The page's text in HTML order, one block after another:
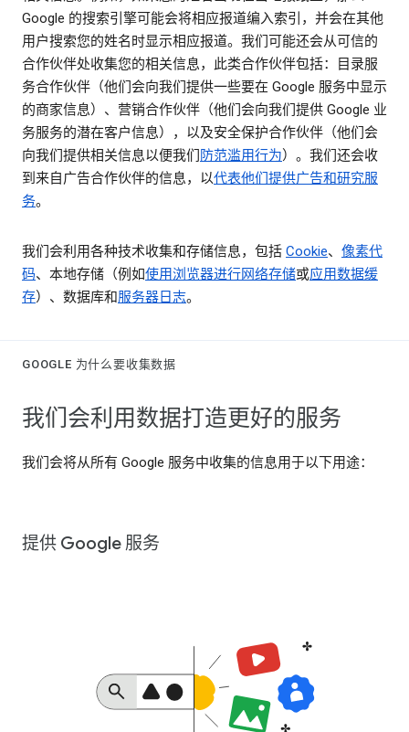
Google 的搜索引擎可能会将相应报道编入索引，并会在其他
用户搜索您的姓名时显示相应报道。我们可能还会从可信的
合作伙伴处收集您的相关信息，此类合作伙伴包括：目录服
务合作伙伴（他们会向我们提供一些要在 Google 服务中显示
的商家信息）、营销合作伙伴（他们会向我们提供 Google 业
务服务的潜在客户信息），以及安全保护合作伙伴（他们会
向我们提供相关信息以便我们 防范滥用行为）。我们还会收
到来自广告合作伙伴的信息，以代表他们提供广告和研究服
务。
我们会利用各种技术收集和存储信息，包括 Cookie、 像素代
码、本地存储（例如使用浏览器进行网络存储或应用数据缓
存）、数据库和服务器日志。
GOOGLE 为什么要收集数据
我们会利用数据打造更好的服务
我们会将从所有 Google 服务中收集的信息用于以下用途：
提供 Google 服务